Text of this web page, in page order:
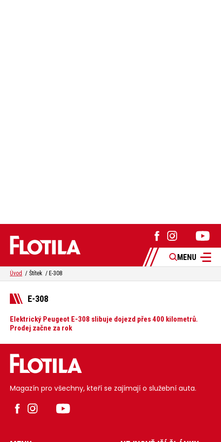
MENU
Úvod Štítek E-308
E-308
Elektrický Peugeot E-308 slibuje dojezd přes 400 kilometrů.
Prodej začne za rok
Magazín pro všechny, kteří se zajímají o služební auta.